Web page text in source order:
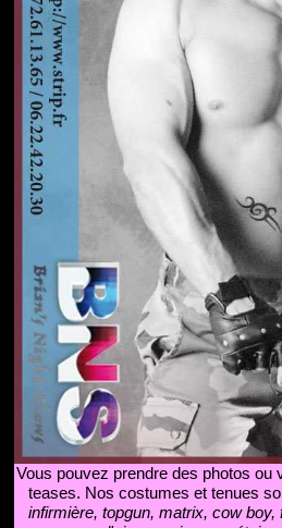
Vous pouvez prendre des photos ou
teases. Nos costumes et tenues
infirmière, topgun, matrix, cow